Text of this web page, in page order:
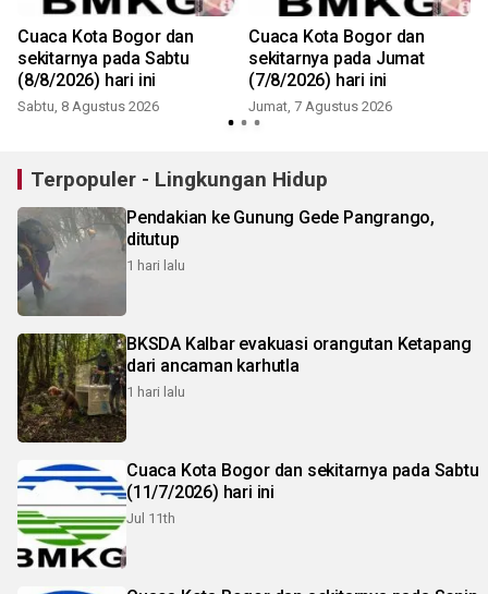
Cuaca Kota Bogor dan
sekitarnya pada Sabtu
(8/8/2026) hari ini
Sabtu, 8 Agustus 2026
Cuaca Kota Bogor dan
sekitarnya pada Jumat
(7/8/2026) hari ini
Jumat, 7 Agustus 2026
Terpopuler - Lingkungan Hidup
Pendakian ke Gunung Gede Pangrango,
ditutup
1 hari lalu
BKSDA Kalbar evakuasi orangutan Ketapang
dari ancaman karhutla
1 hari lalu
Cuaca Kota Bogor dan sekitarnya pada Sabtu
(11/7/2026) hari ini
Jul 11th